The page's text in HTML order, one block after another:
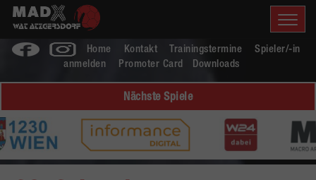
Home Kontakt Trainingstermine
Spieler/-in
anmelden
Promoter Card Downloads
Nächste Spiele